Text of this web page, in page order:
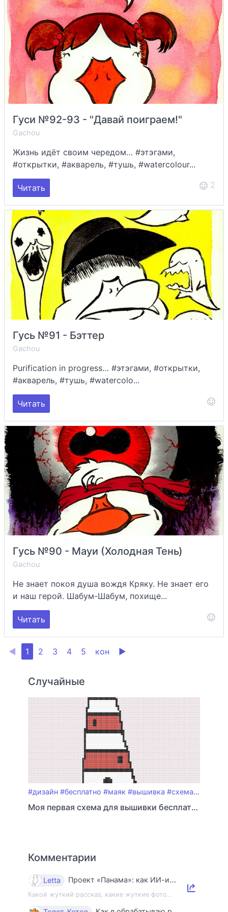
Гуси №92-93 - "Давай поиграем!"
Gachou
Жизнь идёт своим чередом… #этэгами,
#открытки, #акварель, #тушь, #watercolour...
Читать 2
Гусь №91 - Бэттер
Gachou
Purification in progress… #этэгами, #открытки,
#акварель, #тушь, #watercolo...
Читать
Гусь №90 - Мауи (Холодная Тень)
Gachou
Не знает покоя душа вождя Кряку. Не знает его
и наш герой. Шабум-Шабум, похище...
Читать
◀ 1 2 3 4 5 кон ▶
Случайные
#дизайн #бесплатно #маяк #вышивка #схема_вышивки
Моя первая схема для вышивки бесплатно
Комментарии
Letta Проект «Панама»: как ИИ-индустрия уничтожает книги и знания
Какой жуткий рассказ, какие жуткие фото…